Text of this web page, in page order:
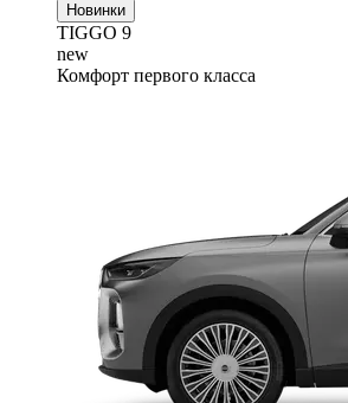
Новинки
TIGGO 9
new
Комфорт первого класса